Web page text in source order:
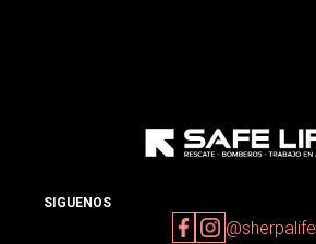
SIGUENOS
@sherpalife